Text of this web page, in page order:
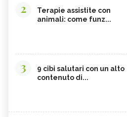
2
Terapie assistite con
animali: come funz...
3
9 cibi salutari con un alto
contenuto di...